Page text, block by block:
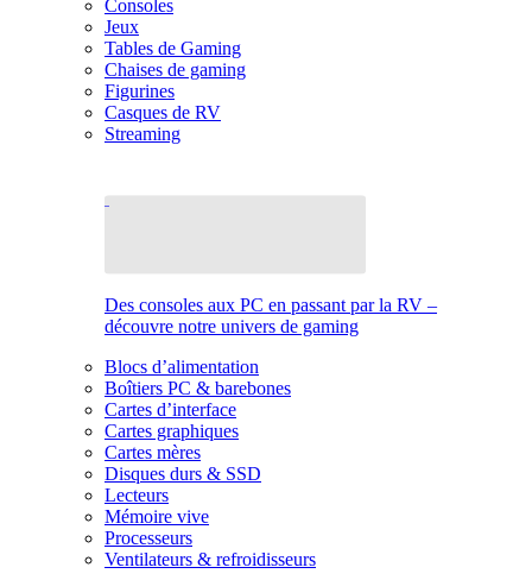
Consoles
Jeux
Tables de Gaming
Chaises de gaming
Figurines
Casques de RV
Streaming
Des consoles aux PC en passant par la RV –
découvre notre univers de gaming
Blocs d’alimentation
Boîtiers PC & barebones
Cartes d’interface
Cartes graphiques
Cartes mères
Disques durs & SSD
Lecteurs
Mémoire vive
Processeurs
Ventilateurs & refroidisseurs